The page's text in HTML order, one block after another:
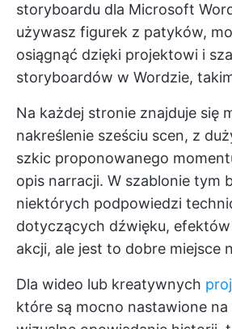
storyboardu dla Microsoft
używasz figurek z patyków,
osiągnąć dzięki projektowi i
storyboardów w Wordzie,
Na każdej stronie znajduje się
nakreślenie sześciu scen, z
szkic proponowanego
opis narracji. W szablonie tym
niektórych podpowiedzi
dotyczących dźwięku,
akcji, ale jest to dobre miejsce
Dla wideo lub kreatywnych
które są mocno nastawione na